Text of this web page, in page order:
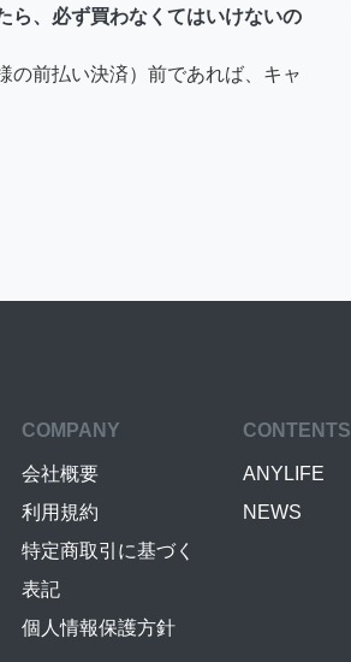
ら、必ず買わなくてはいけないの
の前払い決済）前であれば、キャ
COMPANY
会社概要
利用規約
特定商取引に基づく
表記
個人情報保護方針
CONTENTS
ANYLIFE
NEWS